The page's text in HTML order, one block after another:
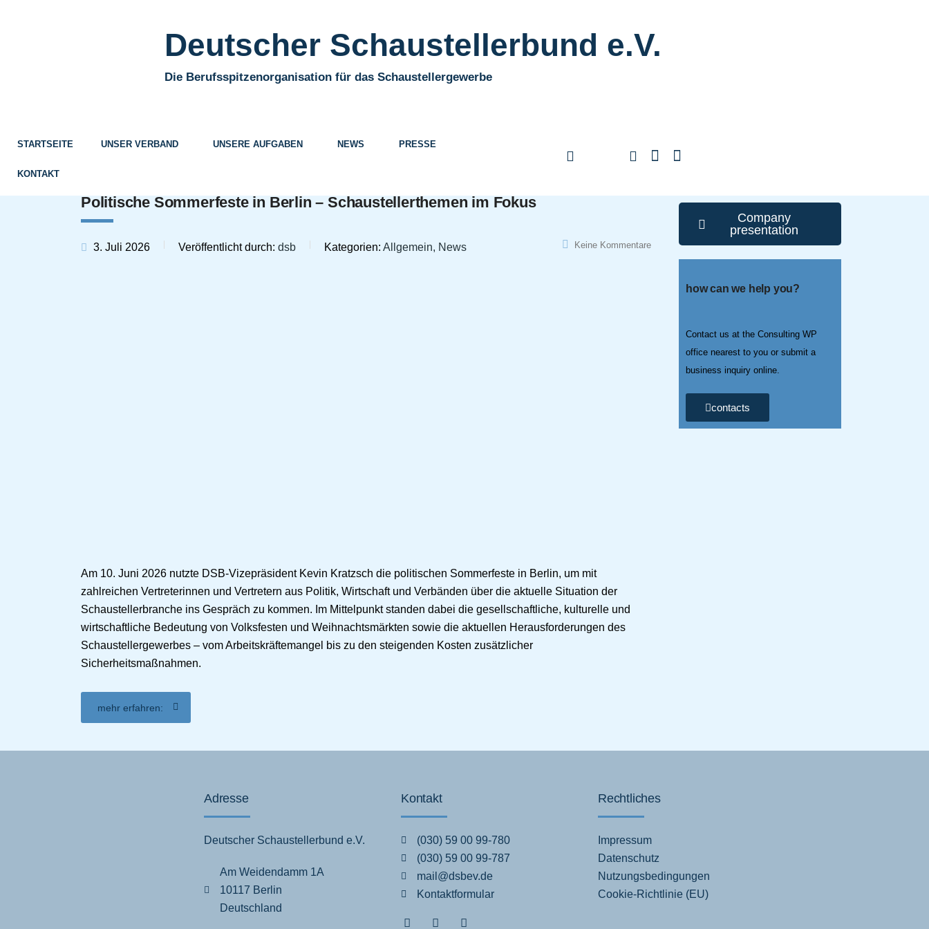
Deutscher Schaustellerbund e.V.
Die Berufsspitzenorganisation für das Schaustellergewerbe
STARTSEITE UNSER VERBAND UNSERE AUFGABEN NEWS PRESSE
KONTAKT
Politische Sommerfeste in Berlin – Schaustellerthemen im Fokus
3. Juli 2026 Veröffentlicht durch: dsb Kategorien: Allgemein, News Keine Kommentare
Am 10. Juni 2026 nutzte DSB-Vizepräsident Kevin Kratzsch die politischen Sommerfeste in Berlin, um mit
zahlreichen Vertreterinnen und Vertretern aus Politik, Wirtschaft und Verbänden über die aktuelle Situation der
Schaustellerbranche ins Gespräch zu kommen. Im Mittelpunkt standen dabei die gesellschaftliche, kulturelle und
wirtschaftliche Bedeutung von Volksfesten und Weihnachtsmärkten sowie die aktuellen Herausforderungen des
Schaustellergewerbes – vom Arbeitskräftemangel bis zu den steigenden Kosten zusätzlicher
Sicherheitsmaßnahmen.
mehr erfahren:
Company
presentation
how can we help you?
Contact us at the Consulting WP
office nearest to you or submit a
business inquiry online.
contacts
Adresse
Deutscher Schaustellerbund e.V.
Am Weidendamm 1A
10117 Berlin
Deutschland
Kontakt
(030) 59 00 99-780
(030) 59 00 99-787
mail@dsbev.de
Kontaktformular
Rechtliches
Impressum
Datenschutz
Nutzungsbedingungen
Cookie-Richtlinie (EU)